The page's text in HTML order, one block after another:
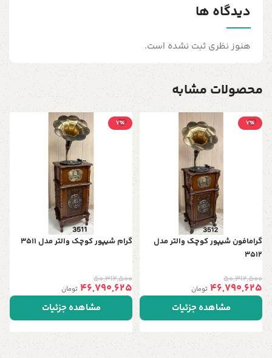
دیدگاه ها
هنوز نظری ثبت نشده است.
محصولات مشابه
7٪
گرامافون شیپور کوچک والتر مدل
3512
50,312,500
46,790,625 تومان
مشاهده جزئیات
7٪
گرام شیپور کوچک والتر مدل 3511
50,312,500
46,790,625 تومان
مشاهده جزئیات